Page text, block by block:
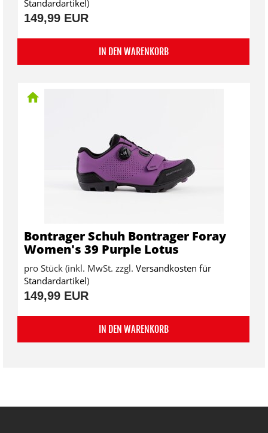
Standardartikel )
149,99 EUR
IN DEN WARENKORB
Bontrager Schuh Bontrager Foray
Women's 39 Purple Lotus
pro Stück (inkl. MwSt. zzgl. Versandkosten für
Standardartikel)
149,99 EUR
IN DEN WARENKORB